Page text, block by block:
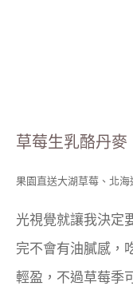
草莓生乳酪丹麥
果園直送大湖草莓、北海
光視覺就讓我決定
完不會有油膩感，
輕盈，不過草莓季